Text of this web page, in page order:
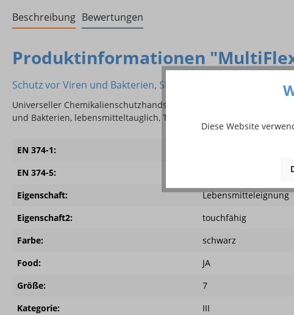
Beschreibung Bewertungen
Produktinformationen
Schutz vor Viren und Bakterien, SIMPLEX™Tech
Universeller Chemikalienschutzhandschuh Typ C aus
und Bakterien, lebensmitteltauglich, Touchscreen fähig, waschbar bei
EN 374-1:
EN 374-5:
Eigenschaft:
Lebensmitteleignung
Eigenschaft2:
touchfähig
Farbe:
schwarz
Food:
JA
Größe:
7
Kategorie:
III
Diese Website